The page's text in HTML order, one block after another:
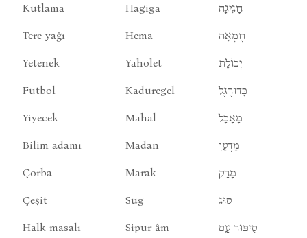
Kutlama Hagiga חָגִיגָה
Tere yağı Hema חֶמְאָה
Yetenek Yaholet יְכוֹלֶת
Futbol Kaduregel כָּדוּרֶגֶל
Yiyecek Mahal מָאָכָל
Bilim adamı Madan מָדְעָן
Çorba Marak מָרָק
Çeşit Sug סוּג
Halk masalı Sipur âm סִיפּוּר עָם